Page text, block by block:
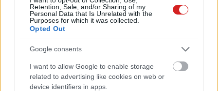
Retention, Sale, and/or Sharing of my
Personal Data that Is Unrelated with the
Purposes for which it was collected.
Opted Out
Google consents
I want to allow Google to enable storage
related to advertising like cookies on web or
device identifiers in apps.
Összehajtható drónt hozhat a DJI
elszabadult drón
Közélet| 2016.06.26 12:30